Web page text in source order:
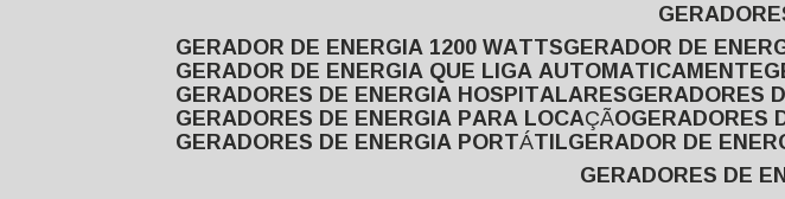
GERADOR DE ENERGIA 1200 WATTS GERADOR DE
GERADOR DE ENERGIA QUE LIGA AUTOMATICAMENTE
GERADORES DE ENERGIA HOSPITALARES
GERADORES DE ENERGIA PARA LOCAÇÃO
GERADORES DE ENERGIA PORTÁTIL GERADOR DE
GERADORES DE